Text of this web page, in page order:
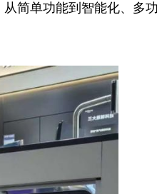
单功能到智能化、多功